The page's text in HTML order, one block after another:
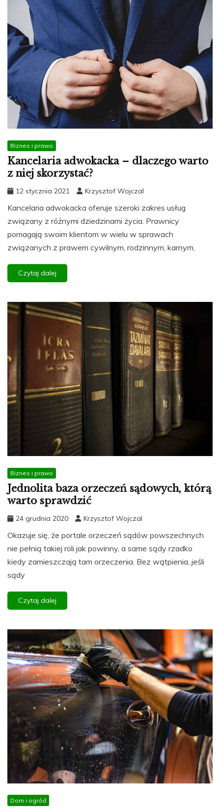
Biznes i prawo
Kancelaria adwokacka – dlaczego warto
z niej skorzystać?
12 stycznia 2021 Krzysztof Wojczal
Kancelaria adwokacka oferuje szeroki zakres usług
związany z różnymi dziedzinami życia. Prawnicy
pomagają swoim klientom w wielu w sprawach
związanych z prawem cywilnym, rodzinnym, karnym,
Czytaj dalej
Biznes i prawo
Jednolita baza orzeczeń sądowych, którą
warto sprawdzić
24 grudnia 2020 Krzysztof Wojczal
Okazuje się, że portale orzeczeń sądów powszechnych
nie pełnią takiej roli jak powinny, a same sądy rzadko
kiedy zamieszczają tam orzeczenia. Bez wątpienia, jeśli
sądy
Czytaj dalej
Dom i ogród